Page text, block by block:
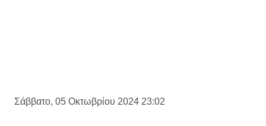
Σάββατο, 05 Οκτωβρίου 2024 23:02